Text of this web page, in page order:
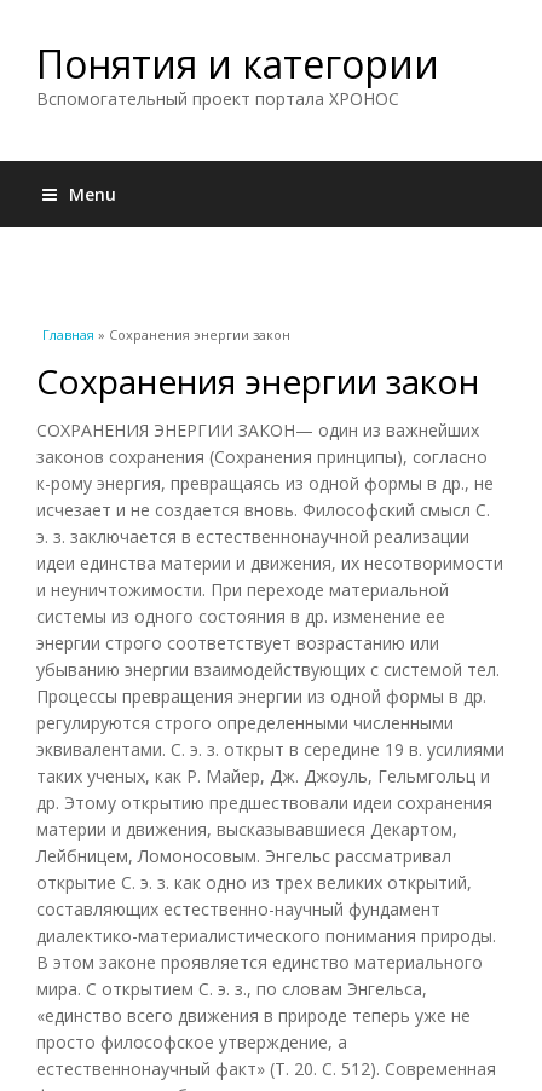
Понятия и категории
Вспомогательный проект портала ХРОНОС
Menu
Вы здесь
Главная » Сохранения энергии закон
Сохранения энергии закон
СОХРАНЕНИЯ ЭНЕРГИИ ЗАКОН— один из важнейших
законов сохранения (Сохранения принципы), согласно
к-рому энергия, превращаясь из одной формы в др., не
исчезает и не создается вновь. Философский смысл С.
э. з. заключается в естественнонаучной реализации
идеи единства материи и движения, их несотворимости
и неуничтожимости. При переходе материальной
системы из одного состояния в др. изменение ее
энергии строго соответствует возрастанию или
убыванию энергии взаимодействующих с системой тел.
Процессы превращения энергии из одной формы в др.
регулируются строго определенными численными
эквивалентами. С. э. з. открыт в середине 19 в. усилиями
таких ученых, как Р. Майер, Дж. Джоуль, Гельмгольц и
др. Этому открытию предшествовали идеи сохранения
материи и движения, высказывавшиеся Декартом,
Лейбницем, Ломоносовым. Энгельс рассматривал
открытие С. э. з. как одно из трех великих открытий,
составляющих естественно-научный фундамент
диалектико-материалистического понимания природы.
В этом законе проявляется единство материального
мира. С открытием С. э. з., по словам Энгельса,
«единство всего движения в природе теперь уже не
просто философское утверждение, а
естественнонаучный факт» (Т. 20. С. 512). Современная